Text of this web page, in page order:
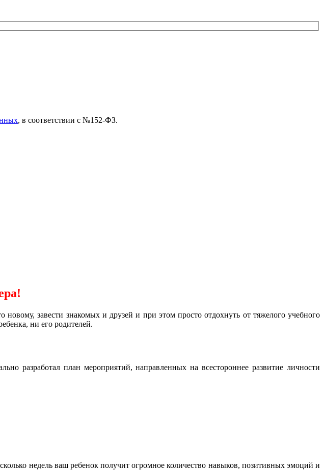
, в соответствии с №152-ФЗ.
завести знакомых и друзей и при этом просто отдохнуть от тяжелого учебного
ни его родителей.
разработал план мероприятий, направленных на всестороннее развитие личности
недель ваш ребенок получит огромное количество навыков, позитивных эмоций и